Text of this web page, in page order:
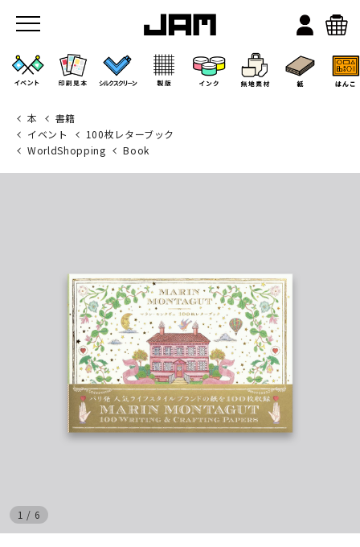
無地素材
本
書籍
イベント
100枚レターブック
WorldShopping
Book
1 / 6